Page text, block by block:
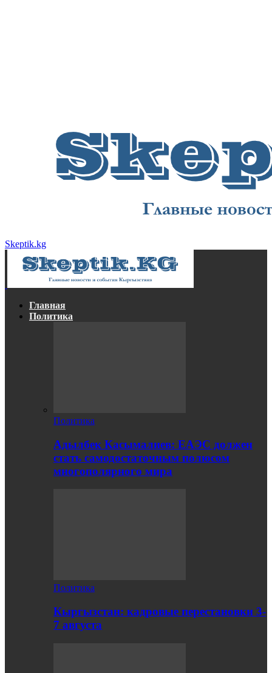
Skeptik.kg
Главная
Политика
Политика
Адылбек Касымалиев: ЕАЭС должен
стать самодостаточным полюсом
многополярного мира
Политика
Кыргызстан: кадровые перестановки 3-
7 августа